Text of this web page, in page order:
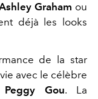
Graham ou
déjà les looks
de la star
avec le célèbre
Peggy Gou. La